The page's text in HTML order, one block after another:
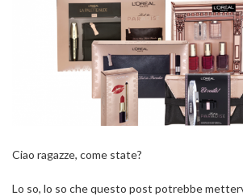
Ciao ragazze, come state?
Lo so, lo so che questo post potrebbe